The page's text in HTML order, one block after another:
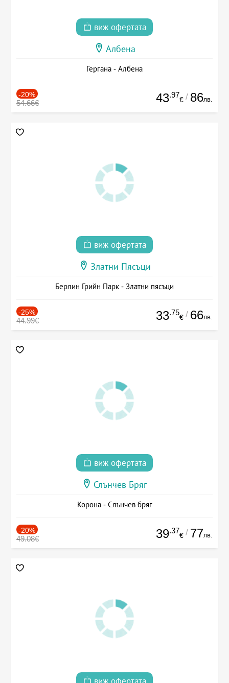
виж офертата
Албена
Гергана - Албена
-20%
54.66€ 43.97
€ / 86лв.
виж офертата
Златни Пясъци
Берлин Грийн Парк - Златни пясъци
-25%
44.99€ 33.75
€ / 66лв.
виж офертата
Слънчев Бряг
Корона - Слънчев бряг
-20%
49.08€ 39.37
€ / 77лв.
виж офертата